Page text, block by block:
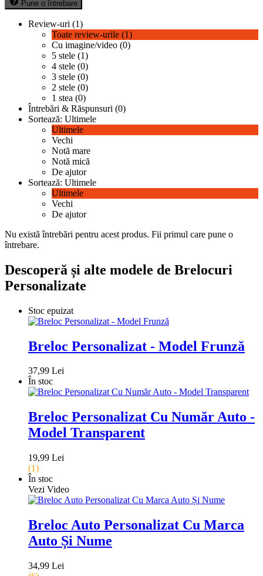
Pune o întrebare
Review-uri (1)
Toate review-urile (1)
Cu imagine/video (0)
5 stele (1)
4 stele (0)
3 stele (0)
2 stele (0)
1 stea (0)
Întrebări & Răspunsuri (0)
Sortează: Ultimele
Ultimele
Vechi
Notă mare
Notă mică
De ajutor
Sortează: Ultimele
Ultimele
Vechi
De ajutor
Nu există întrebări pentru acest produs. Fii primul care pune o
întrebare.
Descoperă și alte modele de Brelocuri
Personalizate
Stoc epuizat
Breloc Personalizat - Model Frunză
37,99 Lei
În stoc
Breloc Personalizat Cu Număr Auto -
Model Transparent
19,99 Lei
(1)
În stoc
Vezi Video
Breloc Auto Personalizat Cu Marca
Auto Și Nume
34,99 Lei